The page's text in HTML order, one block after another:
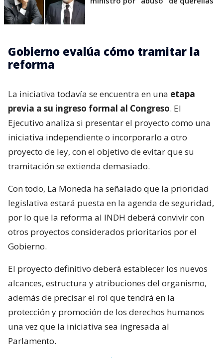
Gobierno evalúa cómo tramitar la
reforma
La iniciativa todavía se encuentra en una etapa
previa a su ingreso formal al Congreso. El
Ejecutivo analiza si presentar el proyecto como una
iniciativa independiente o incorporarlo a otro
proyecto de ley, con el objetivo de evitar que su
tramitación se extienda demasiado.
Con todo, La Moneda ha señalado que la prioridad
legislativa estará puesta en la agenda de seguridad,
por lo que la reforma al INDH deberá convivir con
otros proyectos considerados prioritarios por el
Gobierno.
El proyecto definitivo deberá establecer los nuevos
alcances, estructura y atribuciones del organismo,
además de precisar el rol que tendrá en la
protección y promoción de los derechos humanos
una vez que la iniciativa sea ingresada al
Parlamento.